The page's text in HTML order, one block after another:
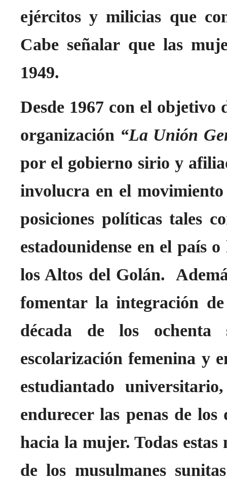
ejércitos y milicias que
Cabe señalar que las
1949.
Desde 1967 con el
organización “La Unión
por el gobierno sirio y
involucra en el
posiciones políticas tales
estadounidense en el país
los Altos del Golán.
fomentar la integración
década de los
escolarización femenina y
estudiantado
endurecer las penas de
hacia la mujer. Todas
de los musulmanes